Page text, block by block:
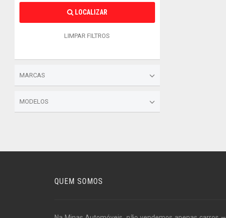
LOCALIZAR
LIMPAR FILTROS
MARCAS
MODELOS
QUEM SOMOS